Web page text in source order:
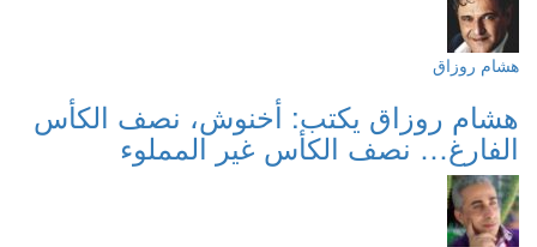
هشام روزاق
هشام روزاق يكتب: أخنوش، نصف الكأس
الفارغ… نصف الكأس غير المملوء